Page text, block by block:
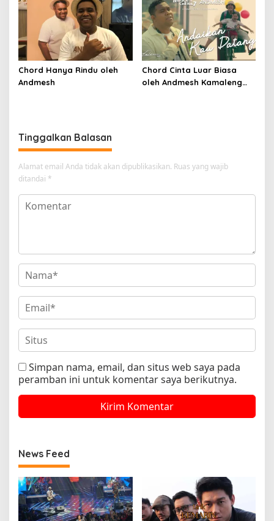
Chord Hanya Rindu oleh
Andmesh
Chord Cinta Luar Biasa
oleh Andmesh Kamaleng
Tinggalkan Balasan
Alamat email Anda tidak akan dipublikasikan. Ruas yang wajib
ditandai *
Simpan nama, email, dan situs web saya pada
peramban ini untuk komentar saya berikutnya.
News Feed